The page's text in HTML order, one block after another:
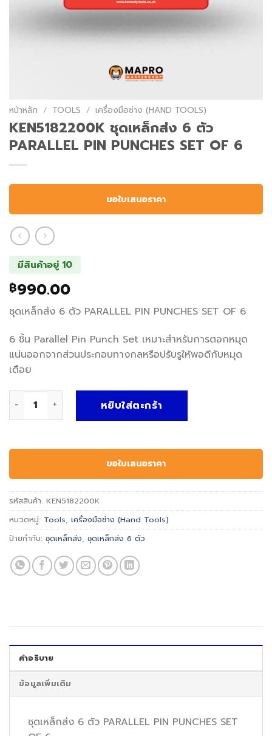
หน้าหลัก / TOOLS / เครื่องมือช่าง (HAND TOOLS)
KEN5182200K ชุดเหล็กส่ง 6 ตัว
PARALLEL PIN PUNCHES SET OF 6
ขอใบเสนอราคา
มีสินค้าอยู่ 10
฿990.00
ชุดเหล็กส่ง 6 ตัว PARALLEL PIN PUNCHES SET OF 6
6 ชิ้น Parallel Pin Punch Set เหมาะสำหรับการตอกหมุด
แน่นออกจากส่วนประกอบทางกลหรือปรับรูให้พอดีกับหมุด
เดือย
หยิบใส่ตะกร้า
ขอใบเสนอราคา
รหัสสินค้า: KEN5182200K
หมวดหมู่: Tools, เครื่องมือช่าง (Hand Tools)
ป้ายกำกับ: ชุดเหล็กส่ง, ชุดเหล็กส่ง 6 ตัว
คำอธิบาย
ข้อมูลเพิ่มเติม
ชุดเหล็กส่ง 6 ตัว PARALLEL PIN PUNCHES SET